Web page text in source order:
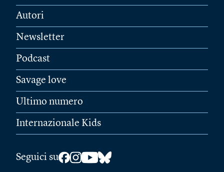
Autori
Newsletter
Podcast
Savage love
Ultimo numero
Internazionale Kids
Seguici su